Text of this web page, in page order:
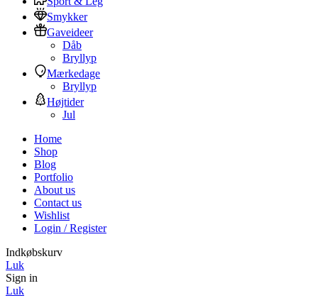
Smykker
Gaveideer
Dåb
Bryllyp
Mærkedage
Bryllyp
Højtider
Jul
Home
Shop
Blog
Portfolio
About us
Contact us
Wishlist
Login / Register
Indkøbskurv
Luk
Sign in
Luk